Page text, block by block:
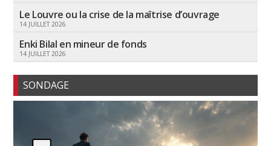
Le Louvre ou la crise de la maîtrise d’ouvrage
14 JUILLET 2026
Enki Bilal en mineur de fonds
14 JUILLET 2026
SONDAGE